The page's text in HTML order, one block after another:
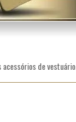
de vestuário.